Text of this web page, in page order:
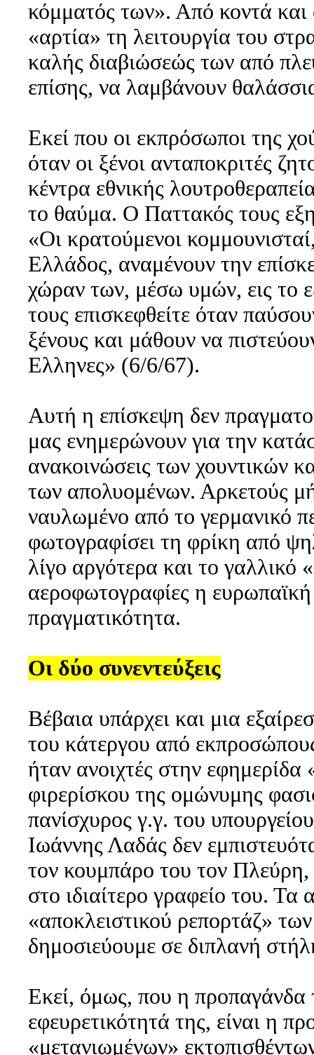
κόμματός των». Από κοντά και
«αρτία» τη λειτουργία του
καλής διαβιώσεώς των από
επίσης, να λαμβάνουν
Εκεί που οι εκπρόσωποι της
όταν οι ξένοι ανταποκριτές
κέντρα εθνικής
το θαύμα. Ο Παττακός τους
«Οι κρατούμενοι
Ελλάδος, αναμένουν την
χώραν των, μέσω υμών, εις το
τους επισκεφθείτε όταν
ξένους και μάθουν να
Ελληνες» (6/6/67).
Αυτή η επίσκεψη δεν
μας ενημερώνουν για την
ανακοινώσεις των χουντικών
των απολυομένων. Αρκετούς
ναυλωμένο από το γερμανικό
φωτογραφίσει τη φρίκη από
λίγο αργότερα και το
αεροφωτογραφίες η
πραγματικότητα.
Οι δύο συνεντεύξεις
Βέβαια υπάρχει και μια
του κάτεργου από
ήταν ανοιχτές στην
φιρερίσκου της ομώνυμης
πανίσχυρος γ.γ. του
Ιωάννης Λαδάς δεν
τον κουμπάρο του τον Πλεύρη,
στο ιδιαίτερο γραφείο του.
«αποκλειστικού ρεπορτάζ»
δημοσιεύουμε σε διπλανή
Εκεί, όμως, που η προπαγάνδα
εφευρετικότητά της, είναι η
«μετανιωμένων»